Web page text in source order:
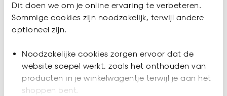
Dit doen we om je online ervaring te verbeteren.
Sommige cookies zijn noodzakelijk, terwijl andere
optioneel zijn.
Noodzakelijke cookies zorgen ervoor dat de
website soepel werkt, zoals het onthouden van
producten in je winkelwagentje terwijl je aan het
shoppen bent.
Tijdelijk uitverkocht
Duo Rolgordijn Eva Wit
Duo Rolgordijn Imke
Wit